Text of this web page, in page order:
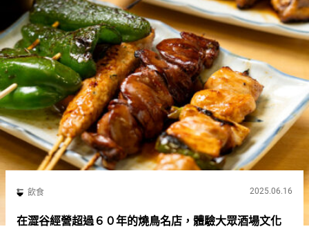
飲食 2025.06.16
在澀谷經營超過６０年的燒鳥名店，體驗大眾酒場文化